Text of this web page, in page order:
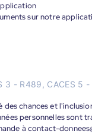
sur notre
3 - R489, CACES 5 -
chances et
personnelles
à contact-